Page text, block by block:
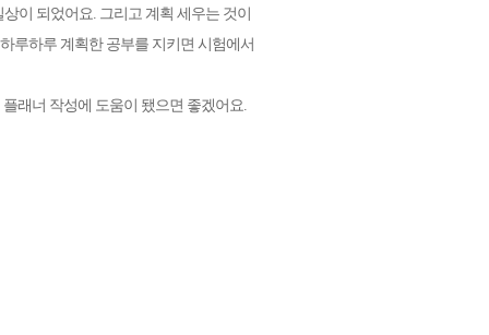
이 되었어요. 그리고 계획 세우는 것이
루하루 계획한 공부를 지키면 시험에서
래너 작성에 도움이 됐으면 좋겠어요.